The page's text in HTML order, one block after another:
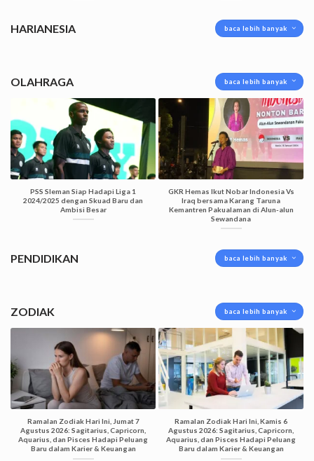
HARIANESIA baca lebih banyak
OLAHRAGA baca lebih banyak
PSS Sleman Siap Hadapi Liga 1
2024/2025 dengan Skuad Baru dan
Ambisi Besar
GKR Hemas Ikut Nobar Indonesia Vs
Iraq bersama Karang Taruna
Kemantren Pakualaman di Alun-alun
Sewandana
PENDIDIKAN baca lebih banyak
ZODIAK baca lebih banyak
Ramalan Zodiak Hari Ini, Jumat 7
Agustus 2026: Sagitarius, Capricorn,
Aquarius, dan Pisces Hadapi Peluang
Baru dalam Karier & Keuangan
Ramalan Zodiak Hari Ini, Kamis 6
Agustus 2026: Sagitarius, Capricorn,
Aquarius, dan Pisces Hadapi Peluang
Baru dalam Karier & Keuangan